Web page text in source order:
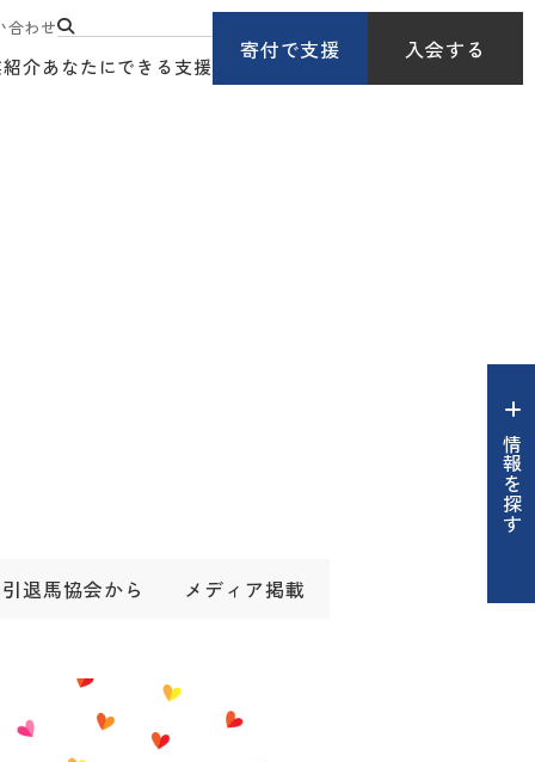
合わせ
介あなたにできる支援
寄付で支援 入会する
情報を探す
引退馬協会から メディア掲載